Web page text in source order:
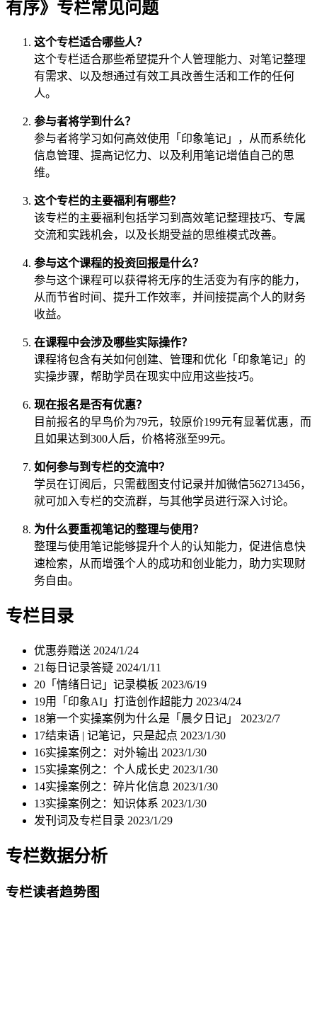
有序》专栏常见问题
这个专栏适合哪些人？
这个专栏适合那些希望提升个人管理能力、对笔记整理
有需求、以及想通过有效工具改善生活和工作的任何
人。
参与者将学到什么？
参与者将学习如何高效使用「印象笔记」，从而系统化
信息管理、提高记忆力、以及利用笔记增值自己的思
维。
这个专栏的主要福利有哪些？
该专栏的主要福利包括学习到高效笔记整理技巧、专属
交流和实践机会，以及长期受益的思维模式改善。
参与这个课程的投资回报是什么？
参与这个课程可以获得将无序的生活变为有序的能力，
从而节省时间、提升工作效率，并间接提高个人的财务
收益。
在课程中会涉及哪些实际操作？
课程将包含有关如何创建、管理和优化「印象笔记」的
实操步骤，帮助学员在现实中应用这些技巧。
现在报名是否有优惠？
目前报名的早鸟价为79元，较原价199元有显著优惠，而
且如果达到300人后，价格将涨至99元。
如何参与到专栏的交流中？
学员在订阅后，只需截图支付记录并加微信562713456，
就可加入专栏的交流群，与其他学员进行深入讨论。
为什么要重视笔记的整理与使用？
整理与使用笔记能够提升个人的认知能力，促进信息快
速检索，从而增强个人的成功和创业能力，助力实现财
务自由。
专栏目录
优惠券赠送 2024/1/24
21每日记录答疑 2024/1/11
20「情绪日记」记录模板 2023/6/19
19用「印象AI」打造创作超能力 2023/4/24
18第一个实操案例为什么是「晨夕日记」 2023/2/7
17结束语 | 记笔记，只是起点 2023/1/30
16实操案例之：对外输出 2023/1/30
15实操案例之：个人成长史 2023/1/30
14实操案例之：碎片化信息 2023/1/30
13实操案例之：知识体系 2023/1/30
发刊词及专栏目录 2023/1/29
专栏数据分析
专栏读者趋势图